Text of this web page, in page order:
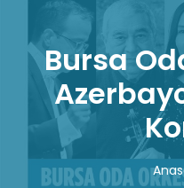
Bursa